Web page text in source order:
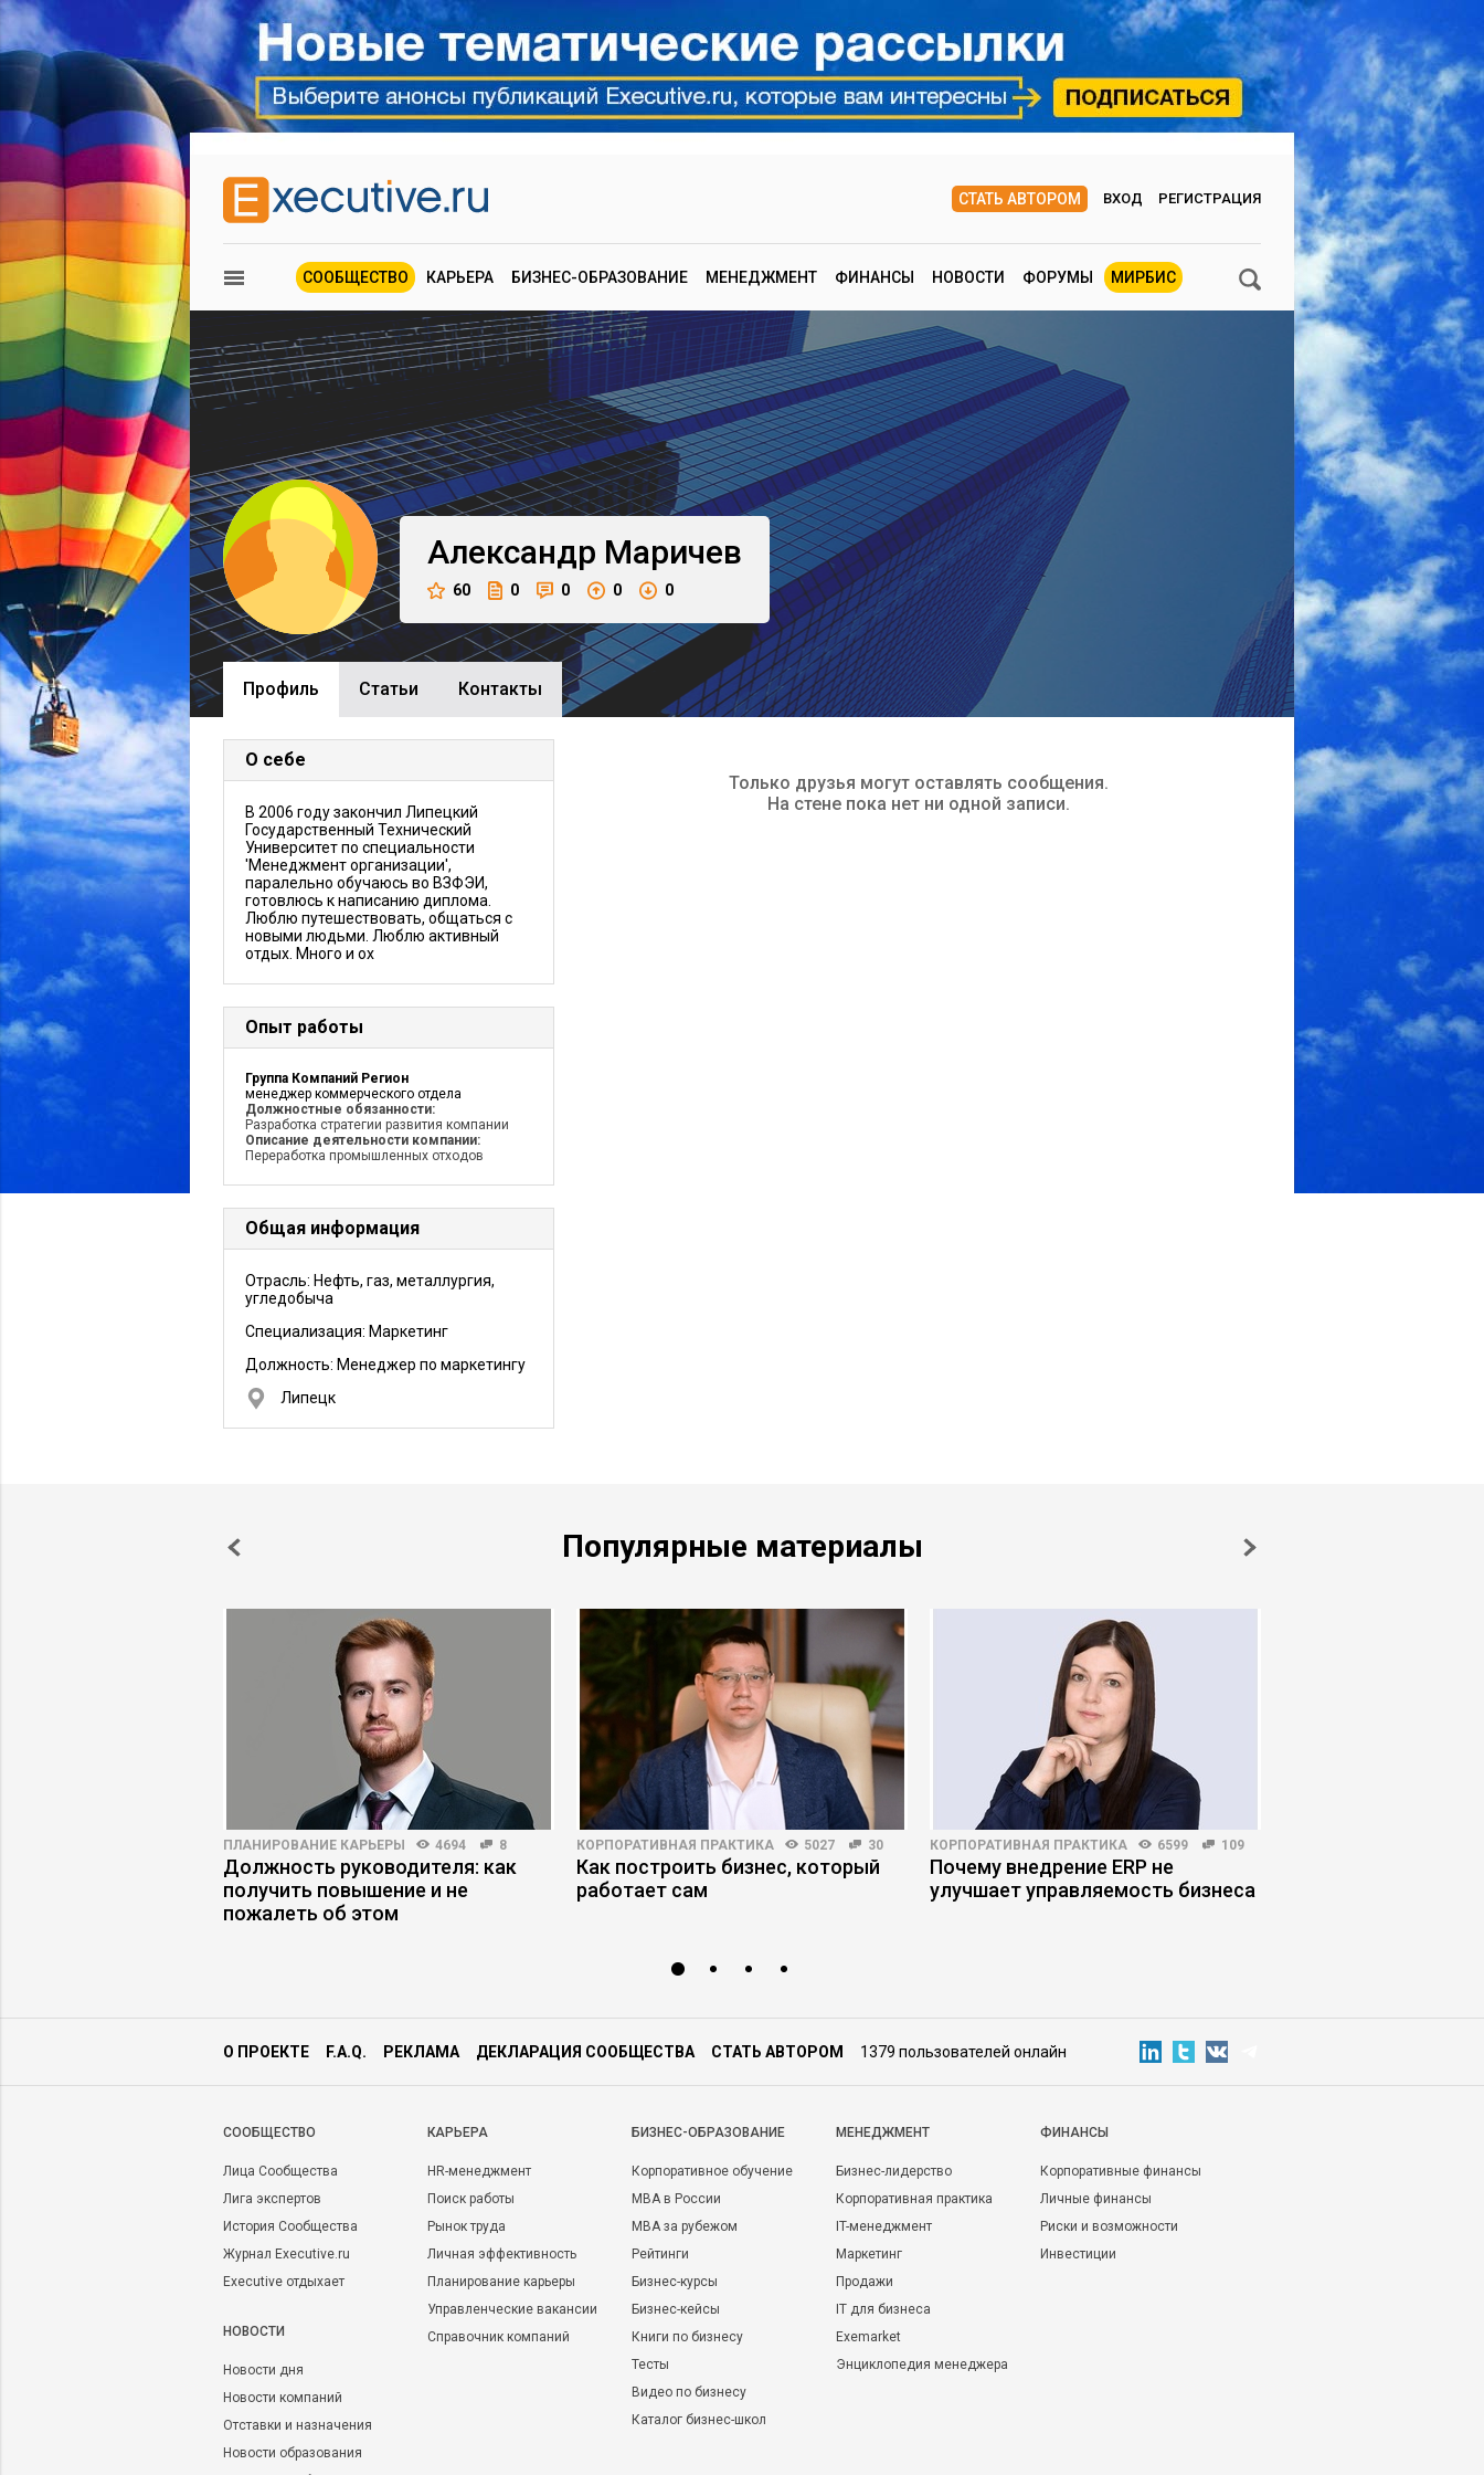
СТАТЬ АВТОРОМ ВХОД РЕГИСТРАЦИЯ
СООБЩЕСТВО КАРЬЕРА БИЗНЕС-ОБРАЗОВАНИЕ МЕНЕДЖМЕНТ ФИНАНСЫ НОВОСТИ ФОРУМЫ МИРБИС
Александр Маричев
60 0 0 0 0
Профиль Cтатьи Контакты
О себе
В 2006 году закончил Липецкий
Государственный Технический
Университет по специальности
'Менеджмент организации',
паралельно обучаюсь во ВЗФЭИ,
готовлюсь к написанию диплома.
Люблю путешествовать, общаться с
новыми людьми. Люблю активный
отдых. Много и ох
Опыт работы
Группа Компаний Регион
менеджер коммерческого отдела
Должностные обязанности:
Разработка стратегии развития компании
Описание деятельности компании:
Переработка промышленных отходов
Общая информация
Отрасль: Нефть, газ, металлургия,
угледобыча
Специализация: Маркетинг
Должность: Менеджер по маркетингу
Липецк
Только друзья могут оставлять сообщения.
На стене пока нет ни одной записи.
Популярные материалы
ПЛАНИРОВАНИЕ КАРЬЕРЫ 4694 8
Должность руководителя: как
получить повышение и не
пожалеть об этом
КОРПОРАТИВНАЯ ПРАКТИКА 5027 30
Как построить бизнес, который
работает сам
КОРПОРАТИВНАЯ ПРАКТИКА 6599 109
Почему внедрение ERP не
улучшает управляемость бизнеса
О ПРОЕКТЕ F.A.Q. РЕКЛАМА ДЕКЛАРАЦИЯ СООБЩЕСТВА СТАТЬ АВТОРОМ 1379 пользователей онлайн
CООБЩЕСТВО
Лица Сообщества
Лига экспертов
История Сообщества
Журнал Executive.ru
Executive отдыхает
НОВОСТИ
Новости дня
Новости компаний
Отставки и назначения
Новости образования
КАРЬЕРА
HR-менеджмент
Поиск работы
Рынок труда
Личная эффективность
Планирование карьеры
Управленческие вакансии
Справочник компаний
БИЗНЕС-ОБРАЗОВАНИЕ
Корпоративное обучение
MBA в России
MBA за рубежом
Рейтинги
Бизнес-курсы
Бизнес-кейсы
Книги по бизнесу
Тесты
Видео по бизнесу
Каталог бизнес-школ
МЕНЕДЖМЕНТ
Бизнес-лидерство
Корпоративная практика
IT-менеджмент
Маркетинг
Продажи
IT для бизнеса
Exemarket
Энциклопедия менеджера
ФИНАНСЫ
Корпоративные финансы
Личные финансы
Риски и возможности
Инвестиции